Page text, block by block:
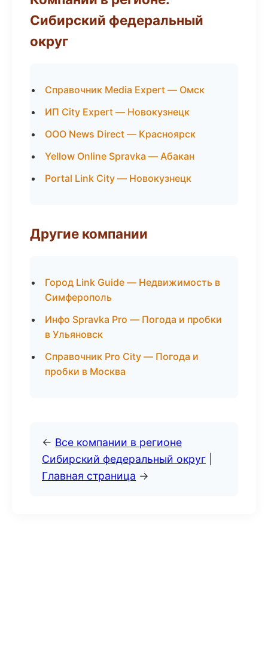
Сибирский федеральный
округ
Справочник Media Expert — Омск
ИП City Expert — Новокузнецк
ООО News Direct — Красноярск
Yellow Online Spravka — Абакан
Portal Link City — Новокузнецк
Другие компании
Город Link Guide — Недвижимость в
Симферополь
Инфо Spravka Pro — Погода и пробки
в Ульяновск
Справочник Pro City — Погода и
пробки в Москва
← Все компании в регионе
Сибирский федеральный округ
Главная страница →